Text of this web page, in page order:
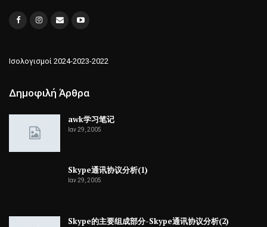
Ισολογισμοί 2024-2023-2022
Δημοφιλή Άρθρα
awk学习笔记
Ιαν 29, 2005
Skype通讯协议分析(1)
Ιαν 29, 2005
Skype的主要组成部分-Skype通讯协议分析(2)